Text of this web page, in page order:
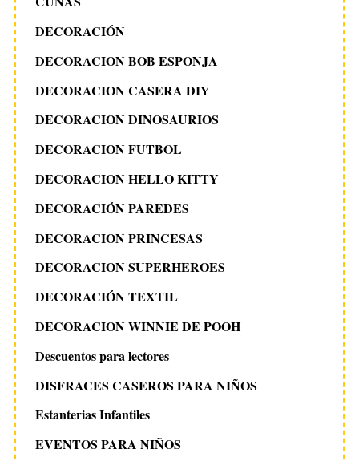
DECORACIÓN
DECORACION BOB ESPONJA
DECORACION CASERA DIY
DECORACION DINOSAURIOS
DECORACION FUTBOL
DECORACION HELLO KITTY
DECORACIÓN PAREDES
DECORACION PRINCESAS
DECORACION SUPERHEROES
DECORACIÓN TEXTIL
DECORACION WINNIE DE POOH
Descuentos para lectores
DISFRACES CASEROS PARA NIÑOS
Estanterias Infantiles
EVENTOS PARA NIÑOS